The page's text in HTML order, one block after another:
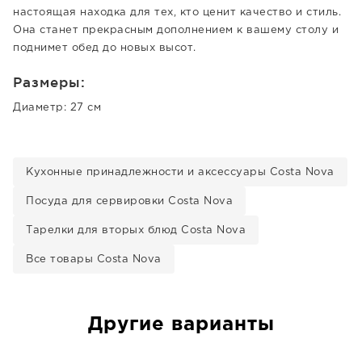
настоящая находка для тех, кто ценит качество и стиль.
Она станет прекрасным дополнением к вашему столу и
поднимет обед до новых высот.
Размеры:
Диаметр: 27 см
Кухонные принадлежности и аксессуары Costa Nova
Посуда для сервировки Costa Nova
Тарелки для вторых блюд Costa Nova
Все товары Costa Nova
Другие варианты